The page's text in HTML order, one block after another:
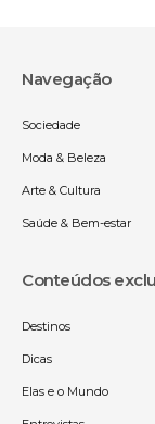
Navegação
Sociedade
Moda & Beleza
Arte & Cultura
Saúde & Bem-estar
Conteúdos
Destinos
Dicas
Elas e o Mundo